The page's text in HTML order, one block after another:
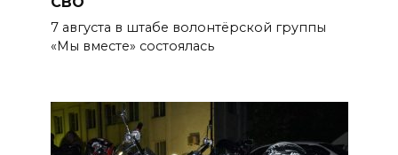
«Метеор» «Андрей Байков»
Меры поддержки после ЧС
07 августа 2026 17:48
7 августа в штабе волонтёрской группы
«Мы вместе» состоялась